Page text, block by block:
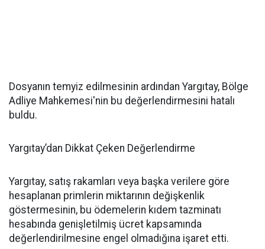
Dosyanın temyiz edilmesinin ardından Yargıtay, Bölge
Adliye Mahkemesi'nin bu değerlendirmesini hatalı
buldu.
Yargıtay’dan Dikkat Çeken Değerlendirme
Yargıtay, satış rakamları veya başka verilere göre
hesaplanan primlerin miktarının değişkenlik
göstermesinin, bu ödemelerin kıdem tazminatı
hesabında genişletilmiş ücret kapsamında
değerlendirilmesine engel olmadığına işaret etti.